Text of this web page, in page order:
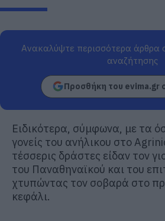
Ανακαλύψτε περισσότερα άρθρα
αναζήτησης
Προσθήκη του evima.gr
Ειδικότερα, σύμφωνα, με τα
γονείς του ανήλικου στο
τέσσερις δράστες είδαν τον
του Παναθηναϊκού και του
χτυπώντας τον σοβαρά στο
κεφάλι.